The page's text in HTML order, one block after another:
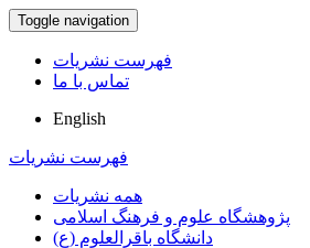
Toggle navigation
فهرست نشریات
تماس با ما
English
فهرست نشریات
همه نشریات
پژوهشگاه علوم و فرهنگ اسلامی
دانشگاه باقرالعلوم (ع)